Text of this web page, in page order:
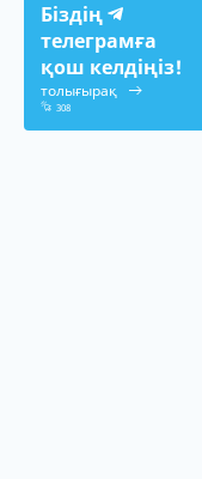
Біздің
телеграмға
қош келдіңіз!
толығырақ
308